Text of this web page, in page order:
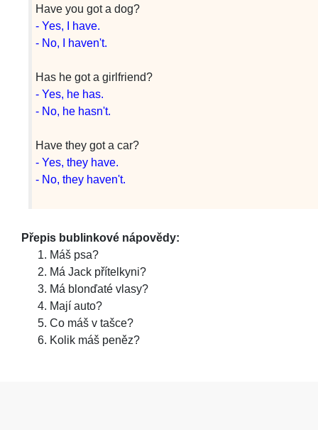
Have you got a dog?
- Yes, I have.
- No, I haven't.
Has he got a girlfriend?
- Yes, he has.
- No, he hasn't.
Have they got a car?
- Yes, they have.
- No, they haven't.
Přepis bublinkové nápovědy:
Máš psa?
Má Jack přítelkyni?
Má blonďaté vlasy?
Mají auto?
Co máš v tašce?
Kolik máš peněz?